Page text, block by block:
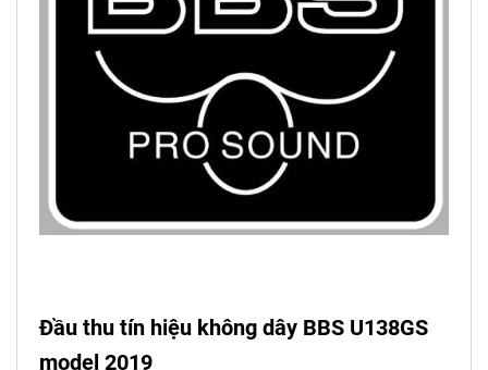
Đầu thu tín hiệu không dây BBS U138GS
model 2019